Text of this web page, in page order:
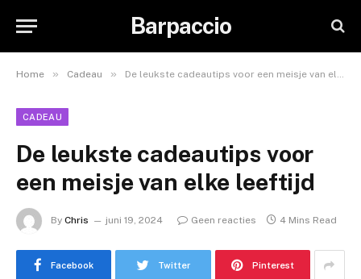
Barpaccio
Home » Cadeau » De leukste cadeautips voor een meisje van elke leeftijd
CADEAU
De leukste cadeautips voor
een meisje van elke leeftijd
By Chris juni 19, 2024 Geen reacties 4 Mins Read
Facebook Twitter Pinterest